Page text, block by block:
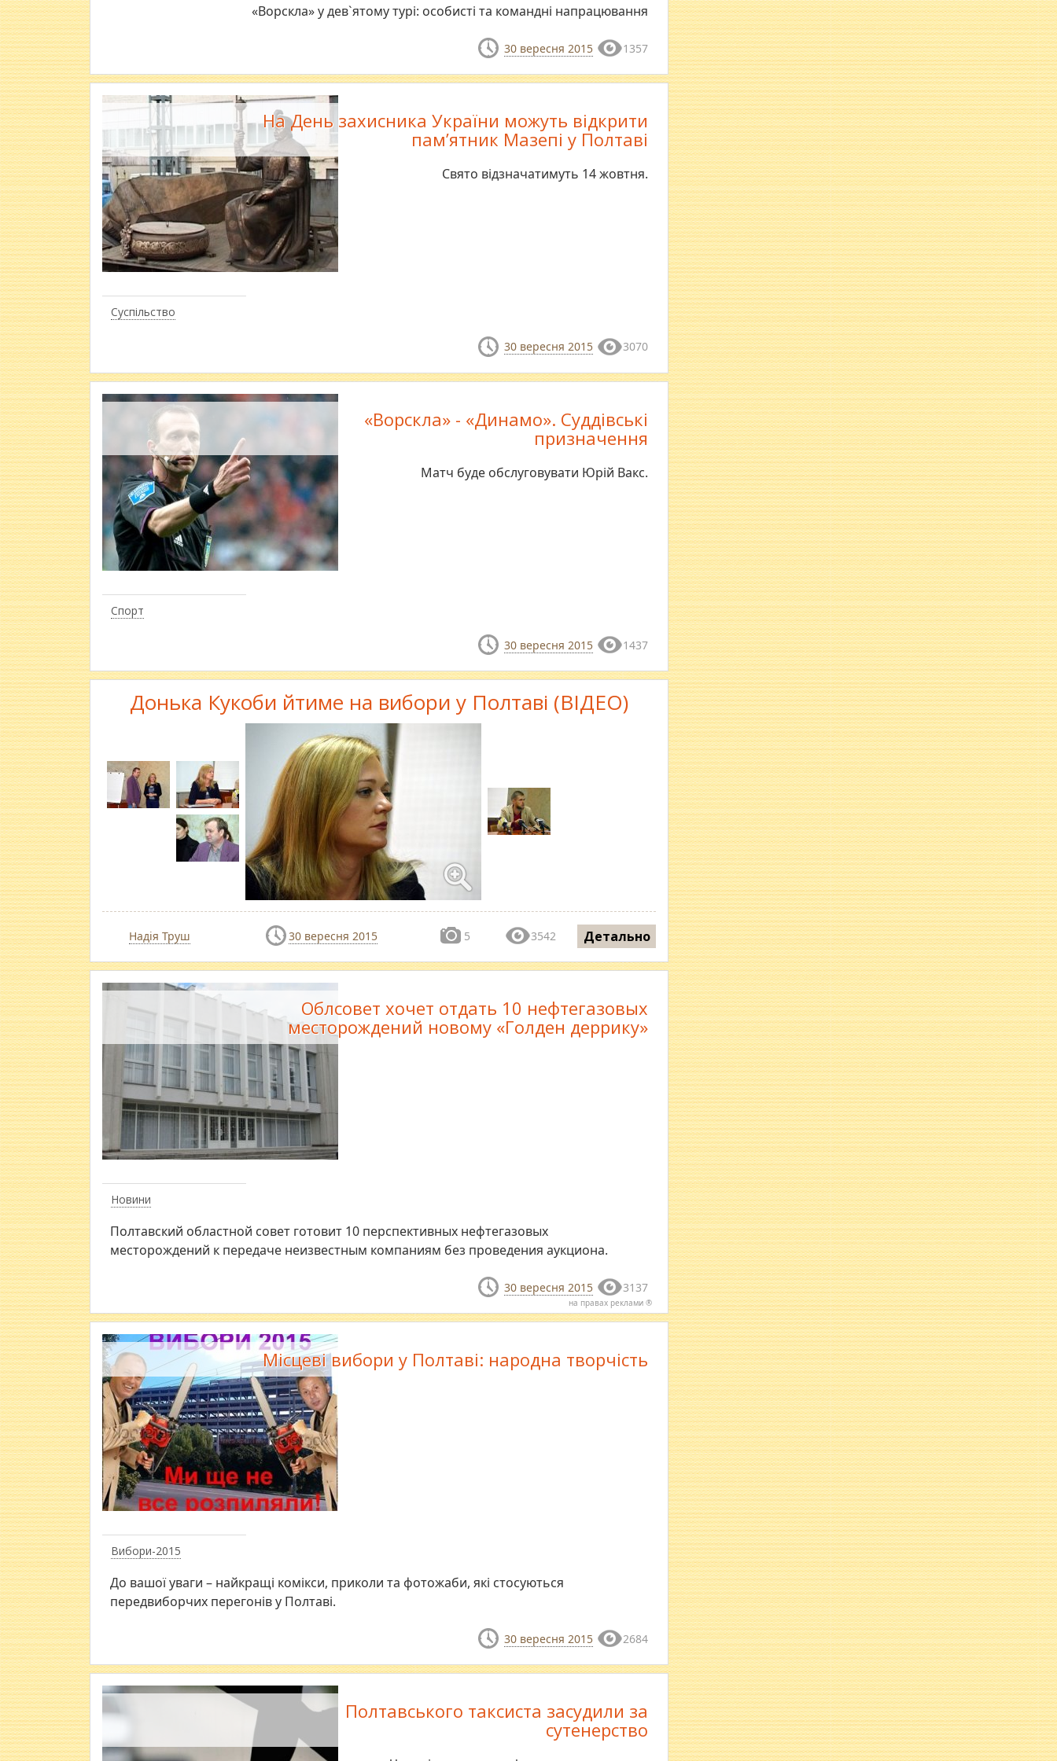
«Ворскла» у дев`ятому турі: особисті та командні напрацювання
30 вересня 2015 1357
Суспільство
На День захисника України можуть відкрити
пам’ятник Мазепі у Полтаві
Свято відзначатимуть 14 жовтня.
30 вересня 2015 3070
Спорт
«Ворскла» - «Динамо». Суддівські
призначення
Матч буде обслуговувати Юрій Вакс.
30 вересня 2015 1437
Донька Кукоби йтиме на вибори у Полтаві (ВІДЕО)
Надія Труш 30 вересня 2015 5 3542 Детально
Новини
Облсовет хочет отдать 10 нефтегазовых
месторождений новому «Голден деррику»
Полтавский областной совет готовит 10 перспективных нефтегазовых
месторождений к передаче неизвестным компаниям без проведения аукциона.
30 вересня 2015 3137
на правах реклами ®
Вибори-2015
Місцеві вибори у Полтаві: народна творчість
До вашої уваги – найкращі комікси, приколи та фотожаби, які стосуються
передвиборчих перегонів у Полтаві.
30 вересня 2015 2684
Полтавського таксиста засудили за
сутенерство